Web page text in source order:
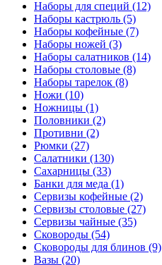
Наборы для специй (12)
Наборы кастрюль (5)
Наборы кофейные (7)
Наборы ножей (3)
Наборы салатников (14)
Наборы столовые (8)
Наборы тарелок (8)
Ножи (10)
Ножницы (1)
Половники (2)
Противни (2)
Рюмки (27)
Салатники (130)
Сахарницы (33)
Банки для меда (1)
Сервизы кофейные (2)
Сервизы столовые (27)
Сервизы чайные (35)
Сковороды (54)
Сковороды для блинов (9)
Вазы (20)